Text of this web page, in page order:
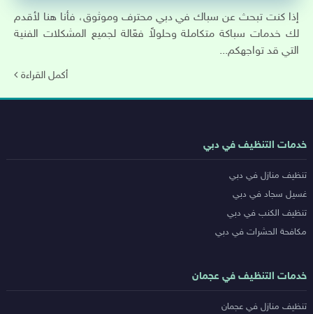
إذا كنت تبحث عن سباك في دبي محترف وموثوق، فأنا هنا لأقدم
لك خدمات سباكة متكاملة وحلولاً فعّالة لجميع المشكلات الفنية
التي قد تواجهكم...
أكمل القراءة
روابط
المدن
خدمات التنظيف في دبي
تنظيف منازل في دبي
غسيل سجاد في دبي
تنظيف الكنب في دبي
مكافحة الحشرات في دبي
خدمات التنظيف في عجمان
تنظيف منازل في عجمان